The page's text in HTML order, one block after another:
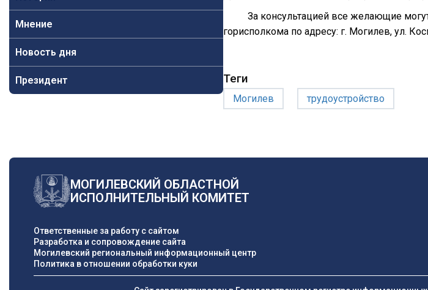
Мнение
Новость дня
Президент
За консультацией все желающие
горисполкома по адресу: г. Могилев, ул.
Теги
Могилев трудоустройство
МОГИЛЕВСКИЙ ОБЛАСТНОЙ
ИСПОЛНИТЕЛЬНЫЙ КОМИТЕТ
Ответственные за работу с сайтом
Разработка и сопровождение сайта
Могилевский региональный информационный центр
Политика в отношении обработки куки